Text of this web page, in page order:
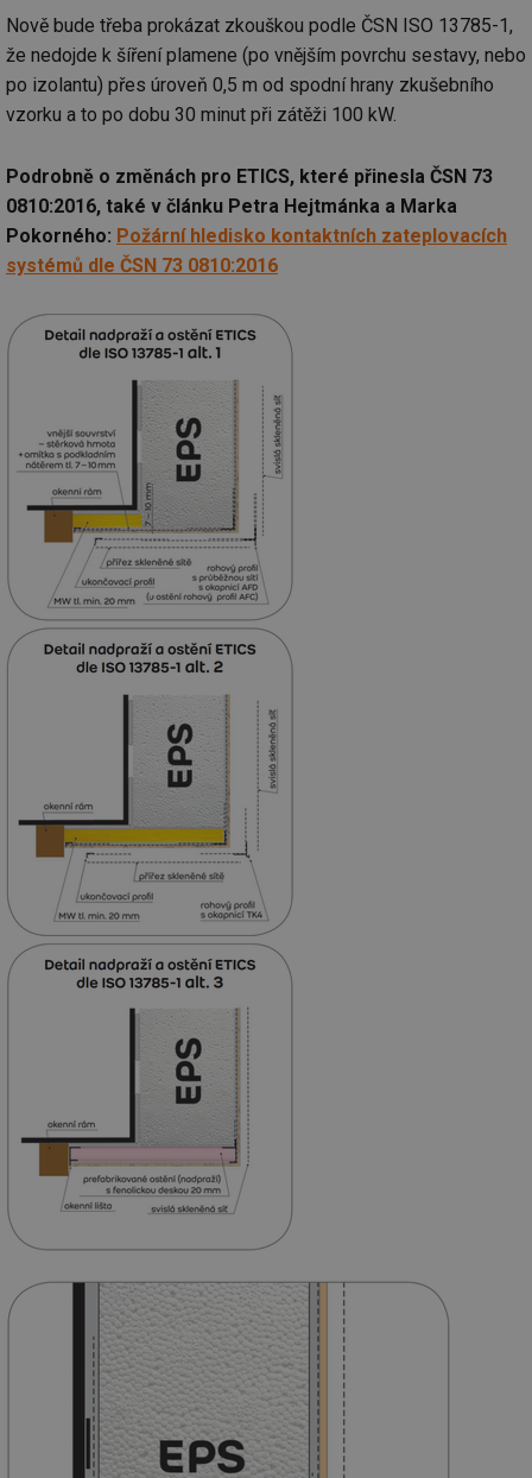
Nově bude třeba prokázat zkouškou podle ČSN ISO 13785-1,
že nedojde k šíření plamene (po vnějším povrchu sestavy, nebo
po izolantu) přes úroveň 0,5 m od spodní hrany zkušebního
vzorku a to po dobu 30 minut při zátěži 100 kW.
Podrobně o změnách pro ETICS, které přinesla ČSN 73
0810:2016, také v článku Petra Hejtmánka a Marka
Pokorného: Požární hledisko kontaktních zateplovacích
systémů dle ČSN 73 0810:2016